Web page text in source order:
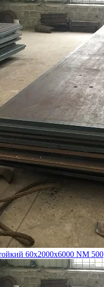
60х2000х6000 NM 500